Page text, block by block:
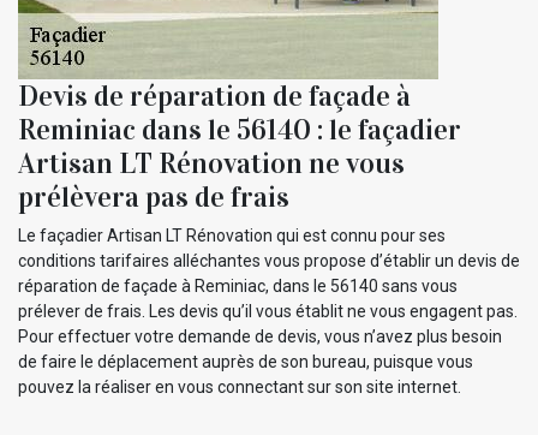
Devis de réparation de façade à
Reminiac dans le 56140 : le façadier
Artisan LT Rénovation ne vous
prélèvera pas de frais
Le façadier Artisan LT Rénovation qui est connu pour ses
conditions tarifaires alléchantes vous propose d’établir un devis de
réparation de façade à Reminiac, dans le 56140 sans vous
prélever de frais. Les devis qu’il vous établit ne vous engagent pas.
Pour effectuer votre demande de devis, vous n’avez plus besoin
de faire le déplacement auprès de son bureau, puisque vous
pouvez la réaliser en vous connectant sur son site internet.